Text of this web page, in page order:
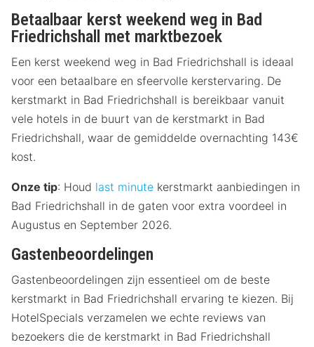
Betaalbaar kerst weekend weg in Bad
Friedrichshall met marktbezoek
Een kerst weekend weg in Bad Friedrichshall is ideaal
voor een betaalbare en sfeervolle kerstervaring. De
kerstmarkt in Bad Friedrichshall is bereikbaar vanuit
vele hotels in de buurt van de kerstmarkt in Bad
Friedrichshall, waar de gemiddelde overnachting 143€
kost.
Onze tip: Houd last minute kerstmarkt aanbiedingen in
Bad Friedrichshall in de gaten voor extra voordeel in
Augustus en September 2026.
Gastenbeoordelingen
Gastenbeoordelingen zijn essentieel om de beste
kerstmarkt in Bad Friedrichshall ervaring te kiezen. Bij
HotelSpecials verzamelen we echte reviews van
bezoekers die de kerstmarkt in Bad Friedrichshall